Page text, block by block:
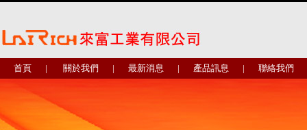
首頁 | 關於我們 | 最新消息 | 產品訊息 | 聯絡我們